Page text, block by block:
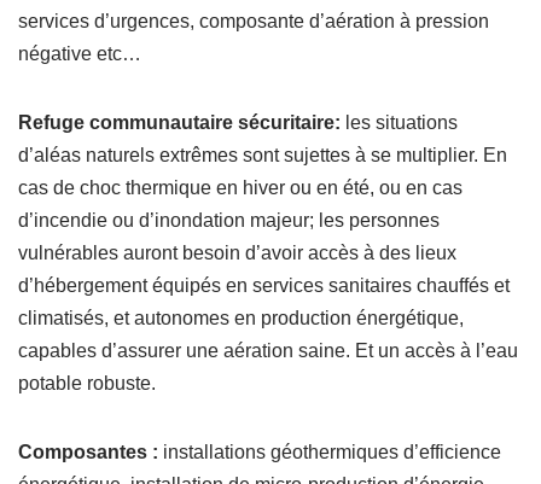
services d’urgences, composante d’aération à pression
négative etc…
Refuge communautaire sécuritaire: les situations
d’aléas naturels extrêmes sont sujettes à se multiplier. En
cas de choc thermique en hiver ou en été, ou en cas
d’incendie ou d’inondation majeur; les personnes
vulnérables auront besoin d’avoir accès à des lieux
d’hébergement équipés en services sanitaires chauffés et
climatisés, et autonomes en production énergétique,
capables d’assurer une aération saine. Et un accès à l’eau
potable robuste.
Composantes : installations géothermiques d’efficience